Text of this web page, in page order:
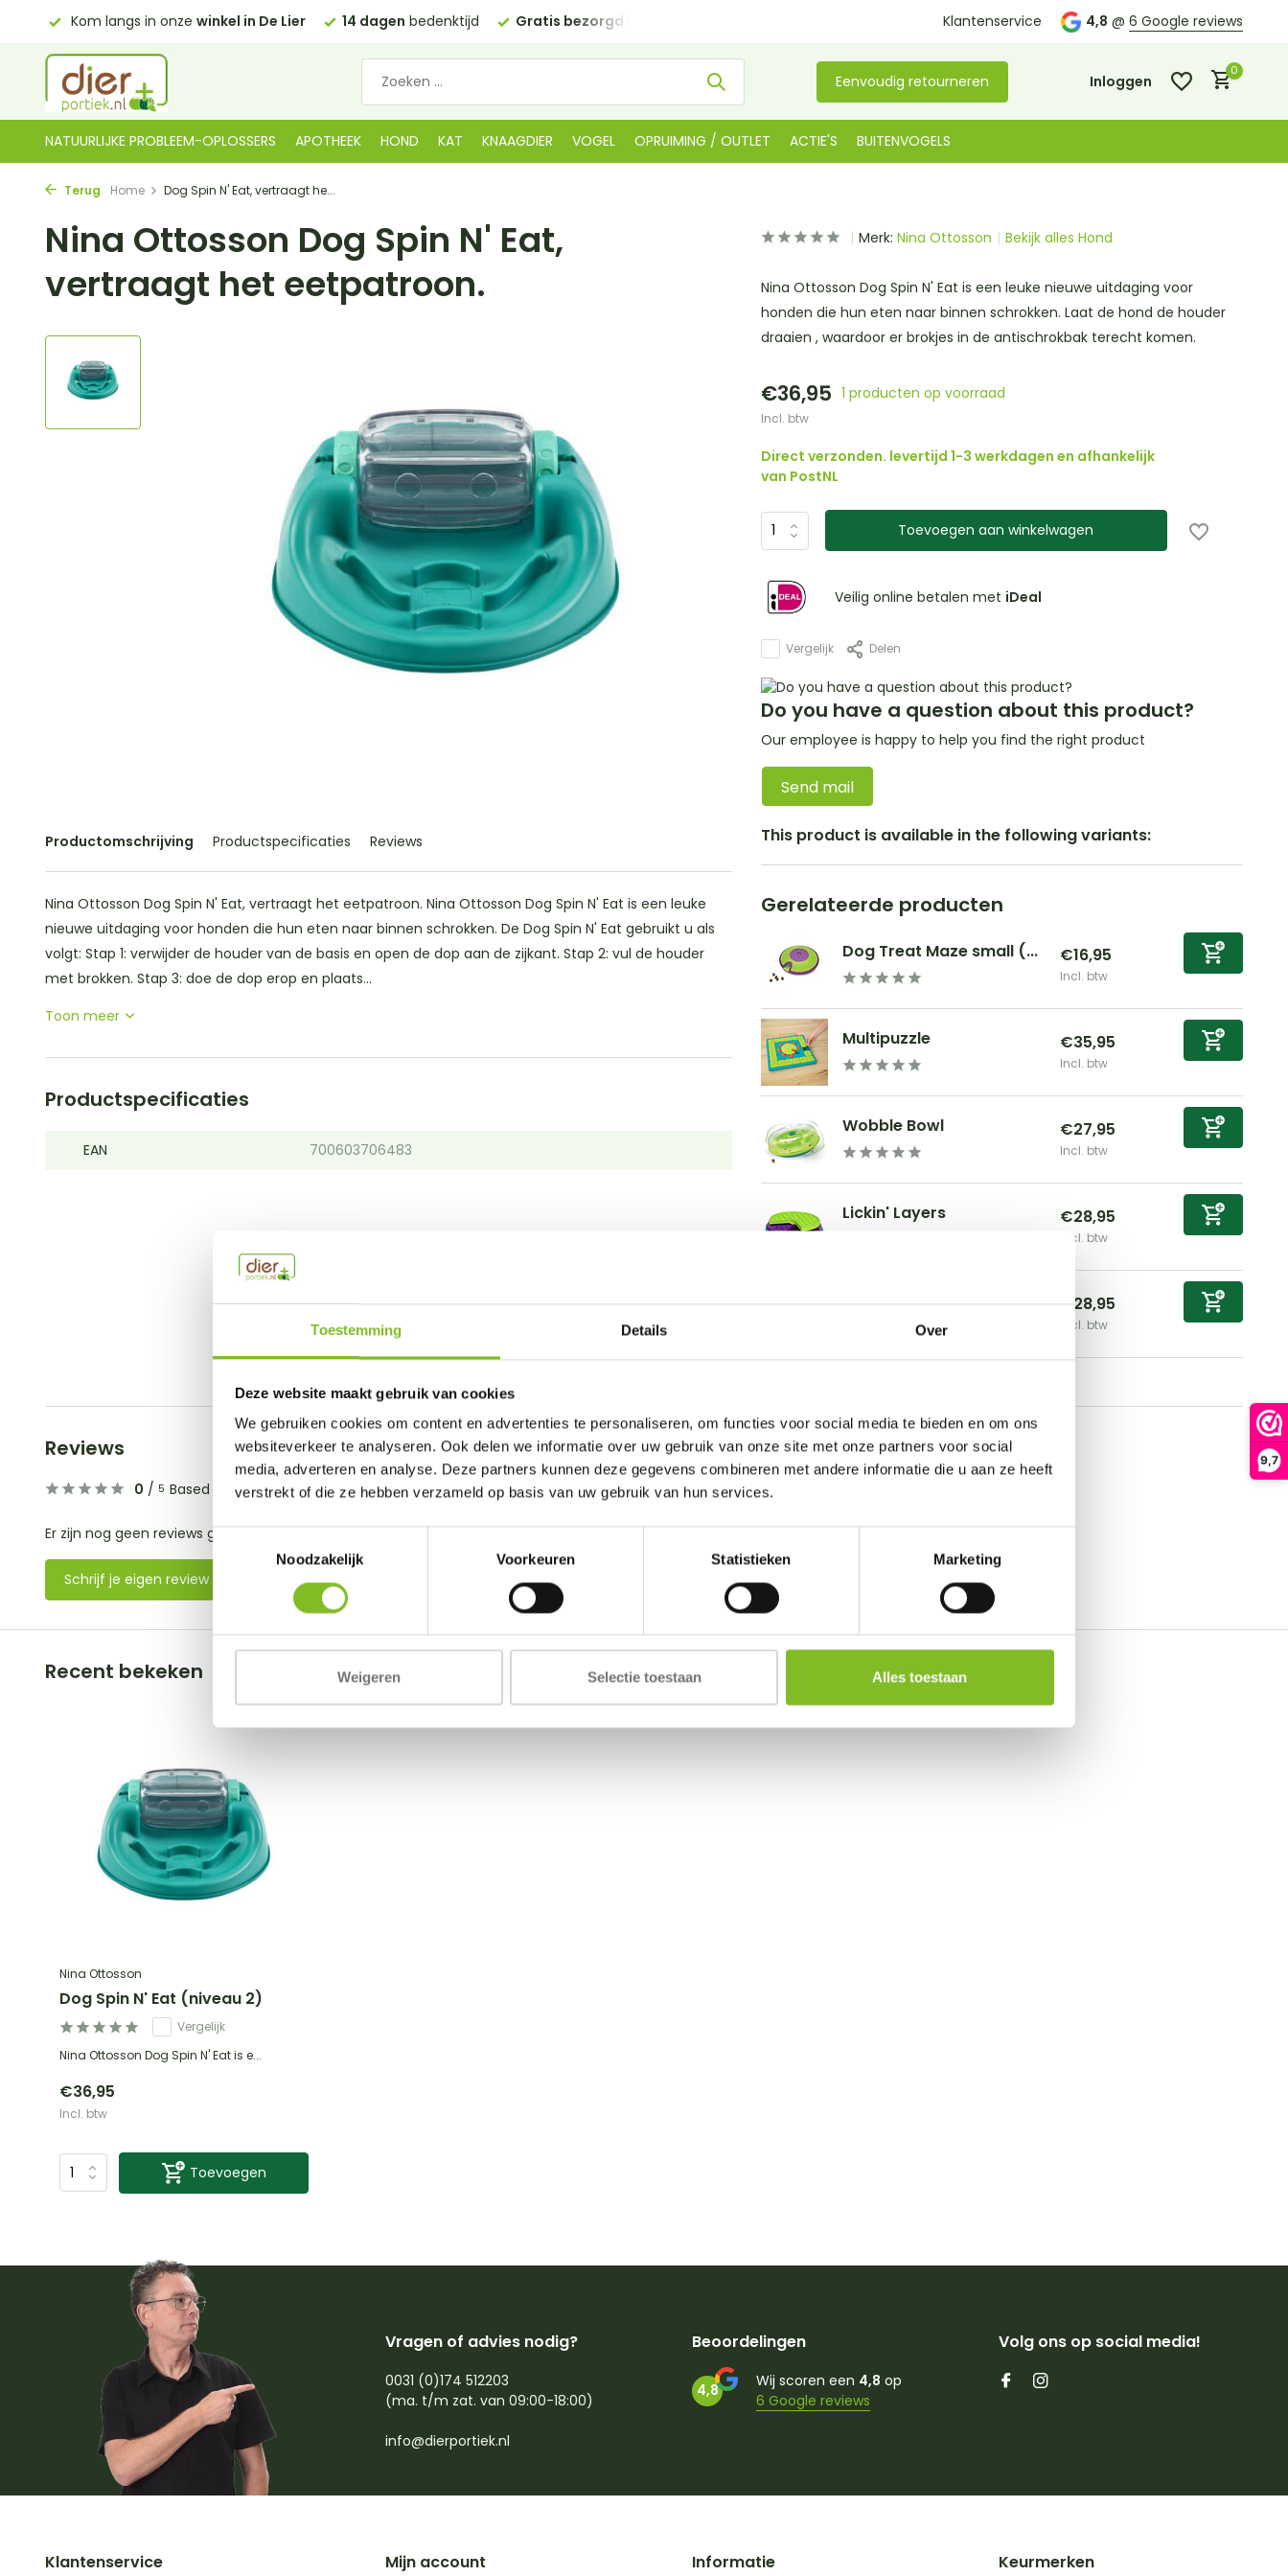
Toestemming Details Over
Deze website maakt gebruik van cookies
We gebruiken cookies om content en advertenties te personaliseren, om functies voor social media te bieden en om ons
websiteverkeer te analyseren. Ook delen we informatie over uw gebruik van onze site met onze partners voor social
media, adverteren en analyse. Deze partners kunnen deze gegevens combineren met andere informatie die u aan ze heeft
verstrekt of die ze hebben verzameld op basis van uw gebruik van hun services.
Toestemmingsselectie
Noodzakelijk
Voorkeuren Statistieken Marketing
Weigeren Selectie toestaan Alles toestaan
9,7
Kom langs in onzewinkel in De Lier 14 dagenbedenktijd Gratis bezorgd in NL Kom langs in onzewinkel in De Lier
Klantenservice 4,8 @ 6 Google reviews
Eenvoudig retourneren Inloggen
0
NATUURLIJKE PROBLEEM-OPLOSSERS APOTHEEK HOND KAT KNAAGDIER VOGEL OPRUIMING / OUTLET ACTIE'S BUITENVOGELS
Terug Home Dog Spin N' Eat, vertraagt he...
Nina Ottosson Dog Spin N' Eat,
vertraagt het eetpatroon.
Productomschrijving Productspecificaties Reviews
Nina Ottosson Dog Spin N' Eat, vertraagt het eetpatroon. Nina Ottosson Dog Spin N' Eat is een leuke
nieuwe uitdaging voor honden die hun eten naar binnen schrokken. De Dog Spin N' Eat gebruikt u als
volgt: Stap 1: verwijder de houder van de basis en open de dop aan de zijkant. Stap 2: vul de houder
met brokken. Stap 3: doe de dop erop en plaats...
Toon meer
Productspecificaties
EAN 700603706483
Merk: Nina Ottosson Bekijk alles Hond
Nina Ottosson Dog Spin N' Eat is een leuke nieuwe uitdaging voor
honden die hun eten naar binnen schrokken. Laat de hond de houder
draaien , waardoor er brokjes in de antischrokbak terecht komen.
€36,95 1 producten op voorraad
Incl. btw
Direct verzonden. levertijd 1-3 werkdagen en afhankelijk
van PostNL
Toevoegen aan winkelwagen
Veilig online betalen met iDeal
Vergelijk Delen
Do you have a question about this product?
Our employee is happy to help you find the right product
Send mail
This product is available in the following variants:
Gerelateerde producten
Dog Treat Maze small (... €16,95
Incl. btw
Multipuzzle €35,95
Incl. btw
Wobble Bowl €27,95
Incl. btw
Lickin' Layers €28,95
Incl. btw
Dog Snuffle N' Treat B... €28,95
Incl. btw
Reviews
0 / 5 Based on 0 reviews
Er zijn nog geen reviews geschreven over dit product..
Schrijf je eigen review
Recent bekeken
Nina Ottosson
Dog Spin N' Eat (niveau 2)
Vergelijk
Nina Ottosson Dog Spin N' Eat is e...
€36,95
Incl. btw
Toevoegen
Vragen of advies nodig?
0031 (0)174 512203
(ma. t/m zat. van 09:00-18:00)
info@dierportiek.nl
Beoordelingen
4,8
Wij scoren een 4,8 op
6 Google reviews
Volg ons op social media!
Klantenservice Mijn account Informatie Keurmerken